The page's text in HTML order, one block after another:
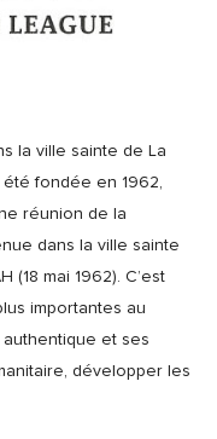
la ville sainte de La
été fondée en 1962,
réunion de la
dans la ville sainte
(18 mai 1962). C’est
importantes au
authentique et ses
développer les